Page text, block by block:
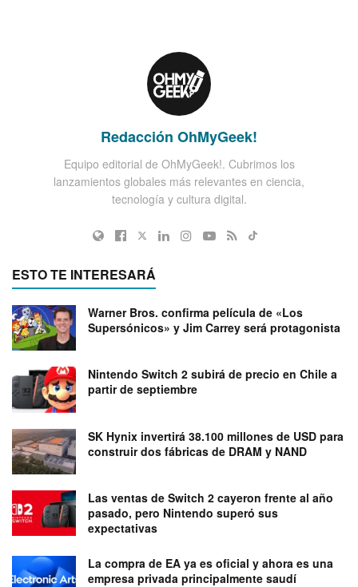
Redacción OhMyGeek!
Equipo editorial de OhMyGeek!. Cubrimos los
lanzamientos globales más relevantes en ciencia,
tecnología y cultura digital.
ESTO TE INTERESARÁ
Warner Bros. confirma película de «Los
Supersónicos» y Jim Carrey será protagonista
Nintendo Switch 2 subirá de precio en Chile a
partir de septiembre
SK Hynix invertirá 38.100 millones de USD para
construir dos fábricas de DRAM y NAND
Las ventas de Switch 2 cayeron frente al año
pasado, pero Nintendo superó sus
expectativas
La compra de EA ya es oficial y ahora es una
empresa privada principalmente saudí